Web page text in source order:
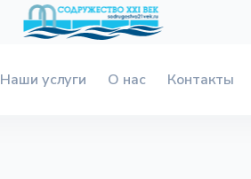
Наши услуги О нас Контакты